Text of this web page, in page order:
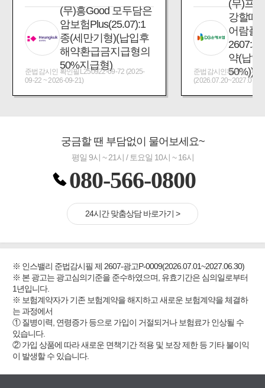
(무)흥Good 모두담은
암보험Plus(25.07):1
종(세만기형)(납입후
해약환급금지급형의
50%지급형)
준법감시인 확인필L250922-09-72 (2025-
09-22 ~ 2026-09-21)
(무)프
강할때
어람플
2607:
약(납입
50%))
준법감시인확인필_제
궁금할 땐 부담없이 물어보세요~
평일 9시 ~ 21시 / 토요일 10시 ~ 16시
080-566-0800
24시간 맞춤상담 바로가기 >
※ 인스밸리 준법감시필 제 2607-광고P-0009(2026.07.01~2027.06.30)
※ 본 광고는 광고심의기준을 준수하였으며, 유효기간은 심의일로부터
1년입니다.
※ 보험계약자가 기존 보험계약을 해지하고 새로운 보험계약을 체결하
는 과정에서
① 질병이력, 연령증가 등으로 가입이 거절되거나 보험료가 인상될 수
있습니다.
② 가입 상품에 따라 새로운 면책기간 적용 및 보장 제한 등 기타 불이익
이 발생할 수 있습니다.